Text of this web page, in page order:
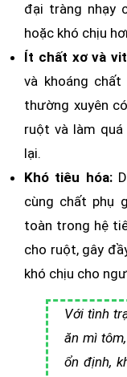
đại tràng nhạy
hoặc khó chịu
Ít chất xơ và
và khoáng
thường xuyên
ruột và làm
lại.
Khó tiêu hóa:
cùng chất phụ
toàn trong hệ
cho ruột, gây
khó chịu cho
Với tình
ăn mì
ổn định,